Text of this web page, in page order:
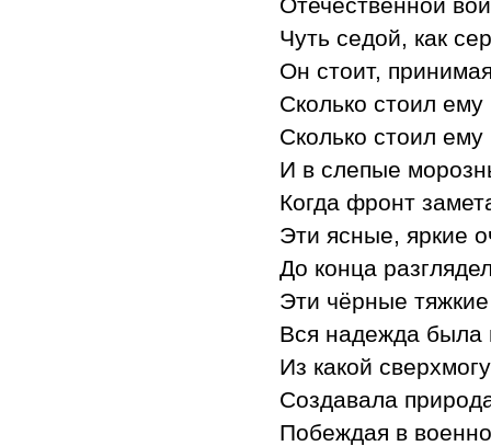
Чуть седой, как
Он стоит,
Сколько стоил
Сколько стоил
И в слепые
Когда фронт
Эти ясные, яркие
До конца
Эти чёрные
Вся надежда была
Из какой
Создавала
Побеждая в